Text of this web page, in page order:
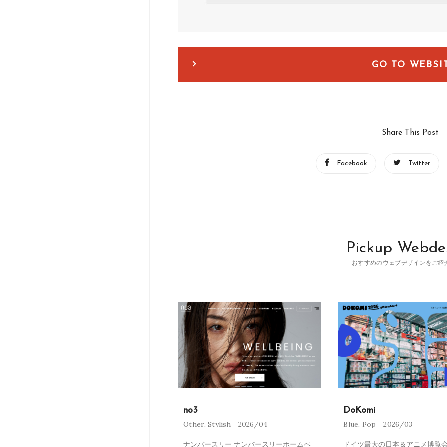
GO TO
Share This Post
Facebook Twitter
Pickup
おすすめのウェブデザインをご紹
no3
Other,Stylish 2026/04
ナンバースリー ナンバースリーホームペ
DoKomi
Blue, Pop 2026/03
ドイツ最大の日本＆アニメ博覧